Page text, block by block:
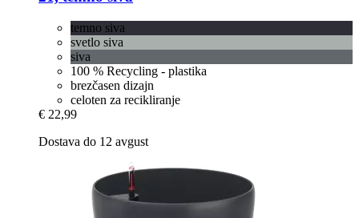
temno siva
svetlo siva
siva
100 % Recycling - plastika
brezčasen dizajn
celoten za recikliranje
€ 22,99
Dostava do 12 avgust